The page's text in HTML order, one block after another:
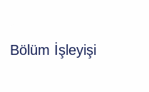
Bölüm İşleyişi